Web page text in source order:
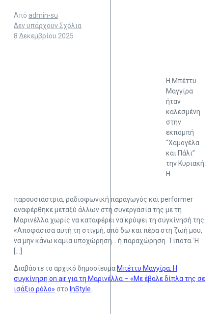
Από admin-su
Δεν υπάρχουν Σχόλια
8 Δεκεμβρίου 2025
Η Μπέττυ
Μαγγίρα
ήταν
καλεσμένη
στην
εκπομπή
“Χαμογέλα
και Πάλι”
την Κυριακή.
Η
παρουσιάστρια, ραδιοφωνική παραγωγός και performer
αναφέρθηκε μεταξύ άλλων στη συνεργασία της με τη
Μαρινέλλα χωρίς να καταφέρει να κρύψει τη συγκίνησή της.
«Αποφάσισα αυτή τη στιγμή, από δω και πέρα στη ζωή μου,
να μην κάνω καμία υποχώρηση… ή παραχώρηση. Τίποτα. Ή
[…]
Διαβάστε το αρχικό δημοσίευμα Μπέττυ Μαγγίρα: Η
συγκίνηση on air για τη Μαρινέλλα – «Με έβαλε δίπλα της σε
ισάξιο ρόλο» στο InStyle.